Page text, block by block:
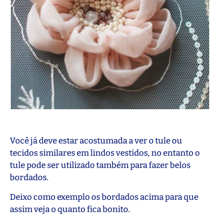
Você já deve estar acostumada a ver o tule ou
tecidos similares em lindos vestidos, no entanto o
tule pode ser utilizado também para fazer belos
bordados.
Deixo como exemplo os bordados acima para que
assim veja o quanto fica bonito.